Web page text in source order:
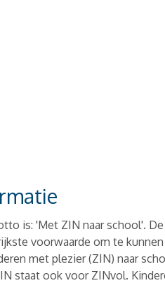
is: 'Met ZIN naar school'. De
voorwaarde om te
met plezier (ZIN) naar
staat ook voor ZINvol.